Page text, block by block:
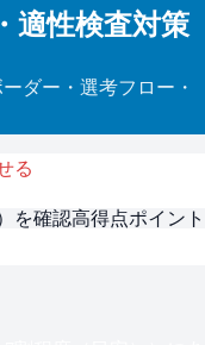
適性検査対策
ーダー・選考フロー・
る
を確認高得点ポイント